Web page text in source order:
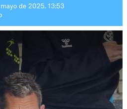
de 2025. 13:53